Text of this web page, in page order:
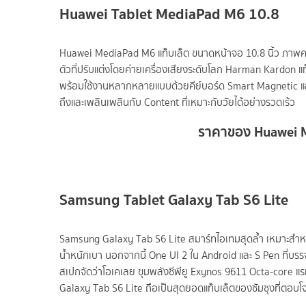
Huawei Tablet MediaPad M6 10.8
Huawei MediaPad M6 แท็บเล็ต ขนาดหน้าจอ 10.8 นิ้ว ภาพ
ตัวที่ปรับแต่งโดยค่ายเครื่องเสียงระดับโลก Harman
พร้อมใช้งานหลากหลายแบบด้วยคีย์บอร์ด Smart Magnetic แ
ถึงและเพลินเพลินกับ Content ที่เหมาะกับวัยได้อย่างรวดเร้ว
ราคาของ
Samsung Tablet Galaxy Tab S6 Lite
Samsung Galaxy Tab S6 Lite สมาร์ทไอเทมสุดล้ำ เหมาะ
น้ำหนักเบา นอกจากนี้ One UI 2 ใน Android และ S Pen ที่บ
สเปกจัดว่าโอเคเลย ขุมพลังซีพียู Exynos 9611 Octa-core
Galaxy Tab S6 Lite ถือเป็นสุดยอดแท็บเล็ตของซัมซุงที่ตอบ